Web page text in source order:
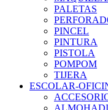
PALETAS
PINCEL
PINTURA
PISTOLA
POMPOM
TIJERA
ESCOLAR-